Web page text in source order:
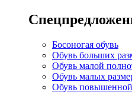
Босоногая обувь
Обувь больших
Обувь малой
Обувь малых
Обувь